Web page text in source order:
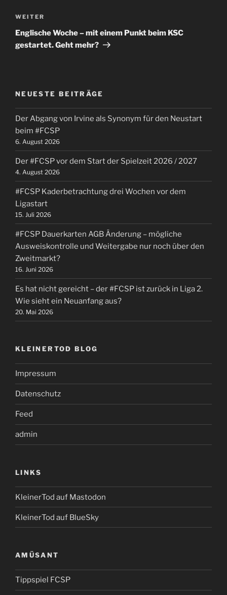
Nächster
Beitrag
WEITER
Englische Woche – mit einem Punkt beim KSC
gestartet. Geht mehr?
NEUESTE BEITRÄGE
Der Abgang von Irvine als Synonym für den Neustart
beim #FCSP
6. August 2026
Der #FCSP vor dem Start der Spielzeit 2026 / 2027
4. August 2026
#FCSP Kaderbetrachtung drei Wochen vor dem
Ligastart
15. Juli 2026
#FCSP Dauerkarten AGB Änderung – mögliche
Ausweiskontrolle und Weitergabe nur noch über den
Zweitmarkt?
16. Juni 2026
Es hat nicht gereicht – der #FCSP ist zurück in Liga 2.
Wie sieht ein Neuanfang aus?
20. Mai 2026
KLEINERTOD BLOG
Impressum
Datenschutz
Feed
admin
LINKS
KleinerTod auf Mastodon
KleinerTod auf BlueSky
AMÜSANT
Tippspiel FCSP